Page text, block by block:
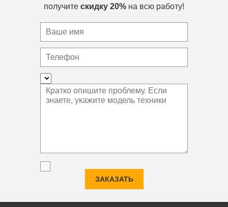
получите скидку 20% на всю работу!
ЗАКАЗАТЬ